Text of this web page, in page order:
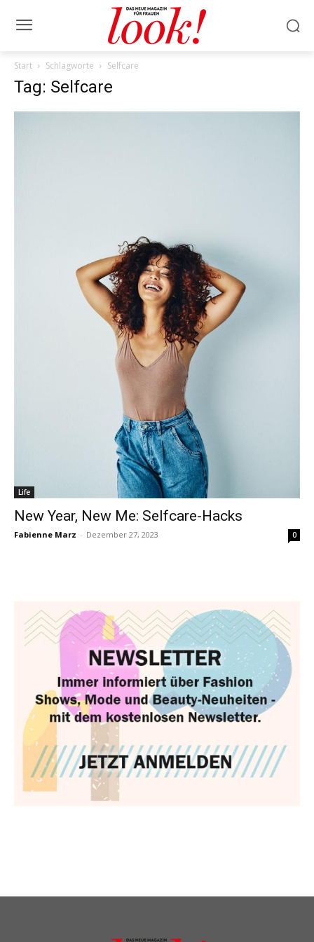
Start Schlagworte Selfcare
Tag: Selfcare
Life
New Year, New Me: Selfcare-Hacks
Fabienne Marz - Dezember 27, 2023 0